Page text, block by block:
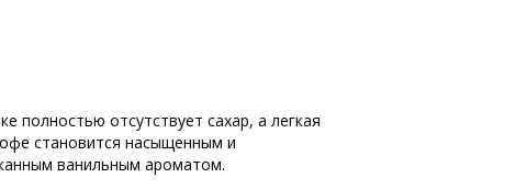
отсутствует сахар, а легкая
становится насыщенным и
ванильным ароматом.